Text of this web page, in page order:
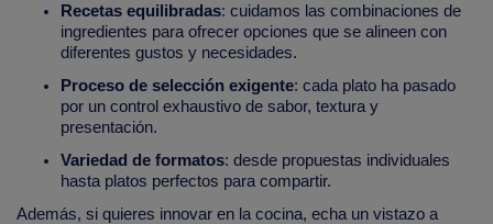
Recetas equilibradas: cuidamos las combinaciones de
ingredientes para ofrecer opciones que se alineen con
diferentes gustos y necesidades.
Proceso de selección exigente: cada plato ha pasado
por un control exhaustivo de sabor, textura y
presentación.
Variedad de formatos: desde propuestas individuales
hasta platos perfectos para compartir.
Además, si quieres innovar en la cocina, echa un vistazo a